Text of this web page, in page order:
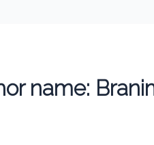
name: